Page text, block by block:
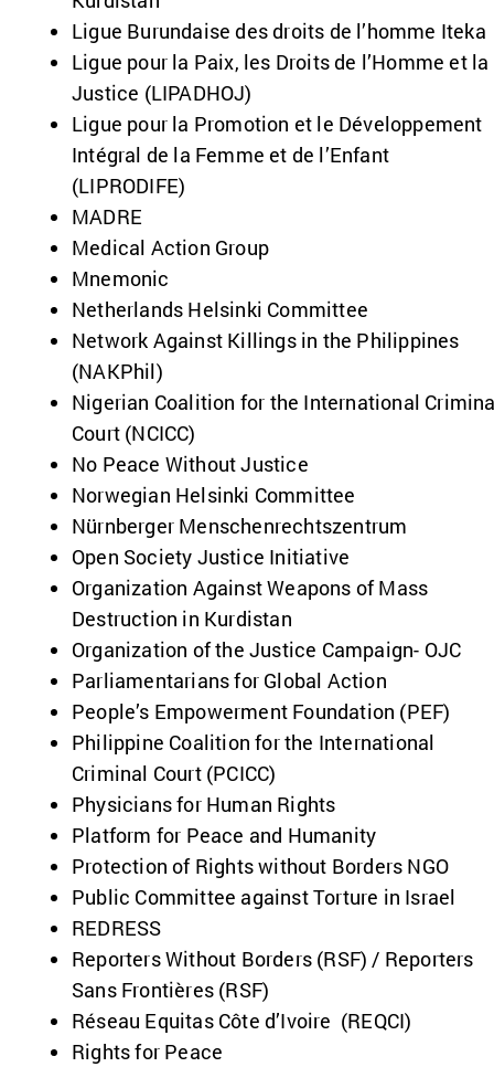
Ligue Burundaise des droits de l’homme Iteka
Ligue pour la Paix, les Droits de l’Homme et la
Justice (LIPADHOJ)
Ligue pour la Promotion et le Développement
Intégral de la Femme et de l’Enfant
(LIPRODIFE)
MADRE
Medical Action Group
Mnemonic
Netherlands Helsinki Committee
Network Against Killings in the Philippines
(NAKPhil)
Nigerian Coalition for the International
Court (NCICC)
No Peace Without Justice
Norwegian Helsinki Committee
Nürnberger Menschenrechtszentrum
Open Society Justice Initiative
Organization Against Weapons of Mass
Destruction in Kurdistan
Organization of the Justice Campaign‏- OJC
Parliamentarians for Global Action
People’s Empowerment Foundation (PEF)
Philippine Coalition for the International
Criminal Court (PCICC)
Physicians for Human Rights
Platform for Peace and Humanity
Protection of Rights without Borders NGO
Public Committee against Torture in Israel
REDRESS
Reporters Without Borders (RSF) / Reporters
Sans Frontières (RSF)
Réseau Equitas Côte d’Ivoire (REQCI)
Rights for Peace